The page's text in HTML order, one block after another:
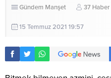
Gündem Manşet 37 Haber
15 Temmuz 2021 19:57